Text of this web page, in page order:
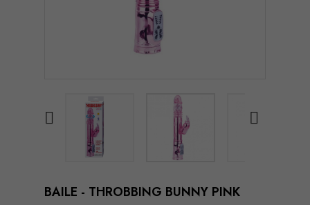
 
BAILE - THROBBING BUNNY PINK